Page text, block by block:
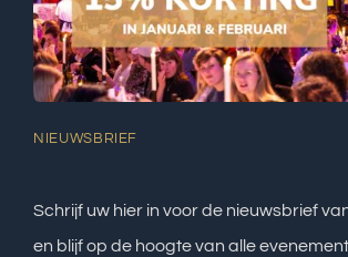
NIEUWSBRIEF
Schrijf uw hier in voor de nieuwsbrief
en blijf op de hoogte van alle